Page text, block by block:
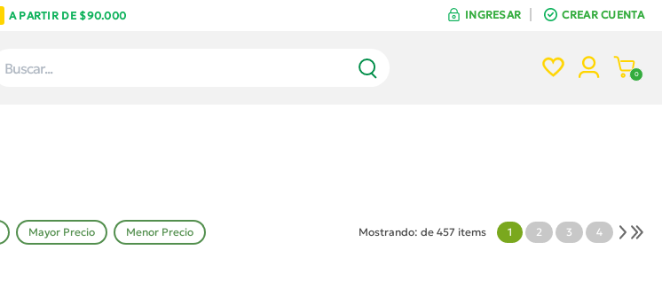
A PARTIR DE $90.000 INGRESAR CREAR CUENTA
0
Mayor Precio Menor Precio 1 2 3 4
Mostrando: de 457 items